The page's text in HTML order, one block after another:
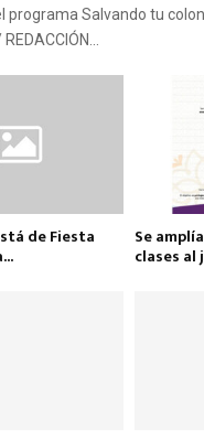
programa Salvando tu
de Fiesta Se
clases al